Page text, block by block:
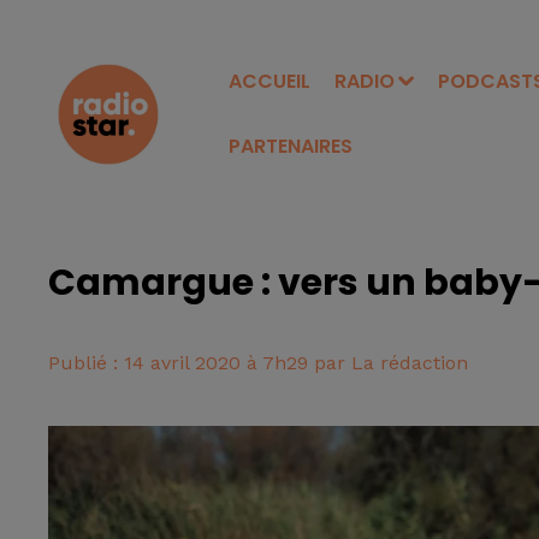
ACCUEIL RADIO
PARTENAIRES
Camargue : vers un
Publié : 14 avril 2020 à 7h29 par La rédaction